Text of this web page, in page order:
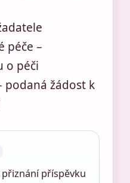
péče –
o péči
podaná žádost k
příspěvku